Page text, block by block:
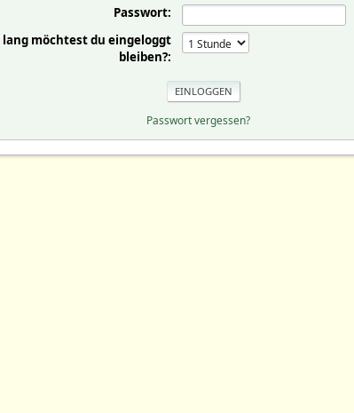
Passwort:
lang möchtest du eingeloggt
bleiben?:
Passwort vergessen?